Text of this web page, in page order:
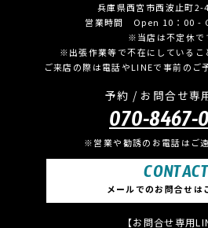
兵庫県西宮市西波止町2-
営業時間 Open 10：00 -
※当店は不定休で
※出張作業等で不在にしているこ
ご来店の際は電話やLINEで事前のご
予約 / お問合せ専
070-8467-
※営業や勧誘のお電話はご遠
CONTACT
メールでのお問合せは
【お問合せ専用